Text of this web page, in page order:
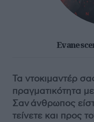
Τα ντοκιμαντέρ
πραγματικότητα
Σανάνθρωπος
τείνετε και προς